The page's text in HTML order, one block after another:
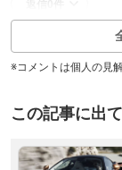
※コメントは個人の見
この記事に出